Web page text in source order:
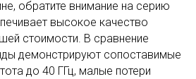
обратите внимание на серию
высокое качество
стоимости. В сравнение
демонстрируют сопоставимые
до 40 ГГц, малые потери